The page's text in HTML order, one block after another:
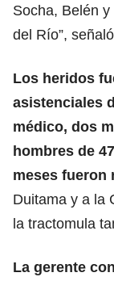
Socha, Belén
del Río”,
Los heridos
asistenciales
médico, dos
hombres de
meses fueron
Duitama y a la
la tractomula
La gerente